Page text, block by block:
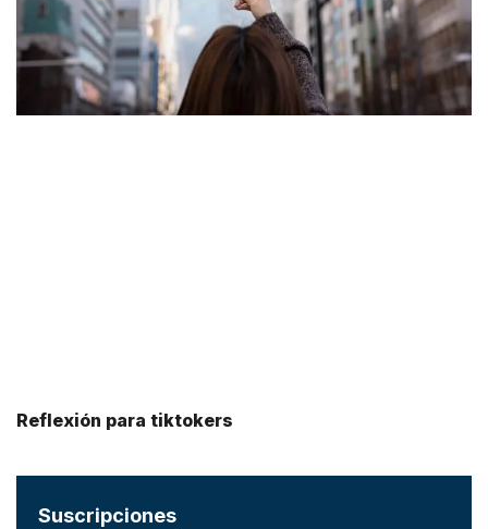
Reflexión para tiktokers
Suscripciones